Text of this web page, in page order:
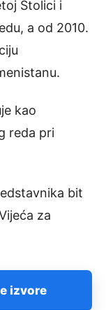
Stolici i
a od 2010.
kao
reda pri
bit
za
izvore